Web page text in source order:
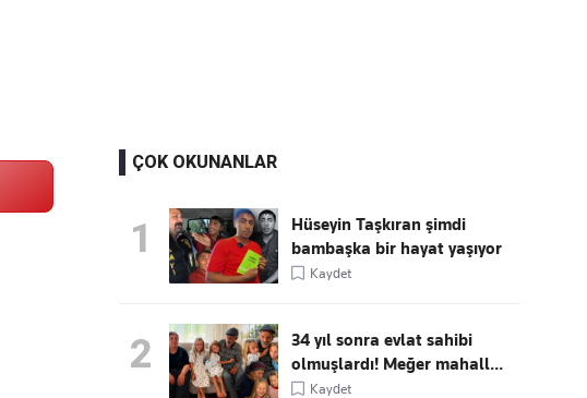
ÇOK OKUNANLAR
1
Hüseyin Taşkıran şimdi
bambaşka bir hayat yaşıyor
Kaydet
2
34 yıl sonra evlat sahibi
olmuşlardı! Meğer mahall...
Kaydet